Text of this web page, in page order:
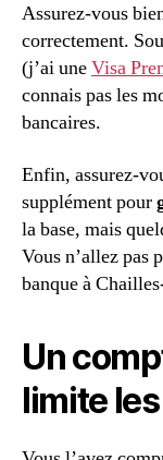
Assurez-vous
correctement.
(j’ai uneVisa
connais pas les
bancaires.
Enfin, assurez-
supplément pour
la base, mais
Vous n’allez pas
banque à
Un
limite